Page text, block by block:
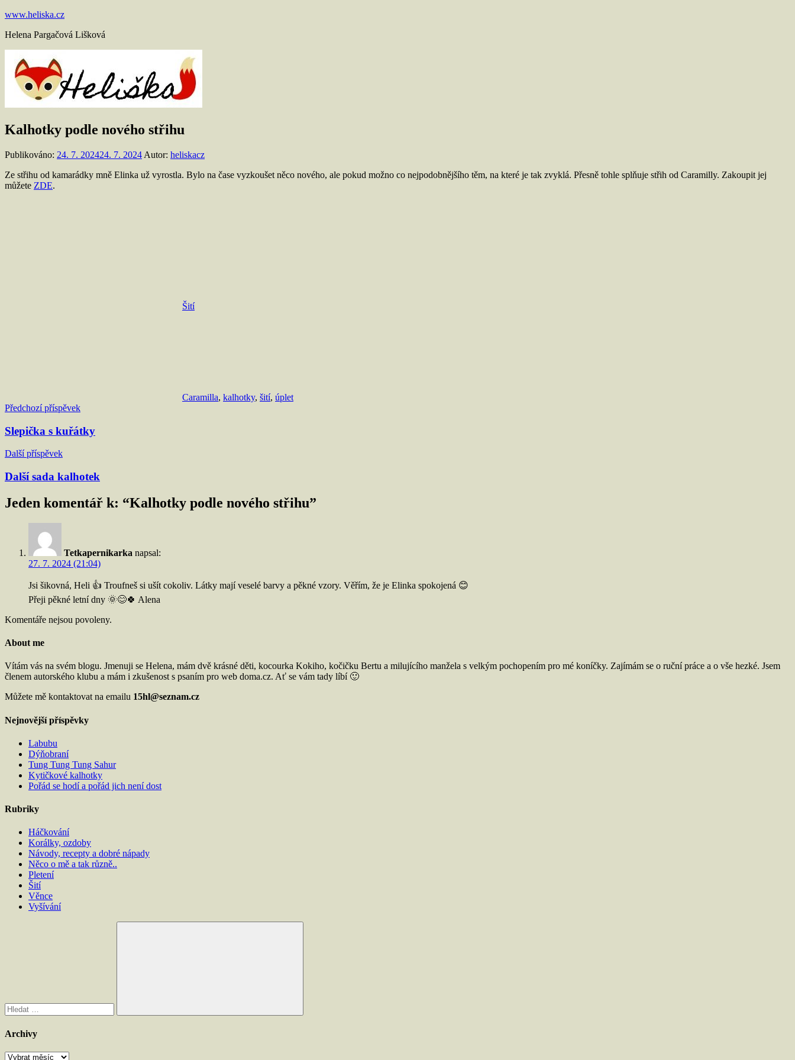
Přejít
obsahu
www.heliska.cz
Helena Pargačová Lišková
Kalhotky podle nového střihu
Publikováno: 24. 7. 202424. 7. 2024 Autor: heliskacz
Ze střihu od kamarádky mně Elinka už vyrostla. Bylo na čase vyzkoušet něco nového, ale pokud možno co nejpodobnějšího těm, na které je tak zvyklá. Přesně tohle splňuje střih od Caramilly. Zakoupit jej
můžete ZDE.
Šití
Caramilla, kalhotky, šití, úplet
Navigace
pro
příspěvek
Předchozí příspěvek
Slepička s kuřátky
Další příspěvek
Další sada kalhotek
Jeden komentář k: “Kalhotky podle nového střihu”
Tetkapernikarka napsal:
27. 7. 2024 (21:04)
Jsi šikovná, Heli 👍 Troufneš si ušít cokoliv. Látky mají veselé barvy a pěkné vzory. Věřím, že je Elinka spokojená 😊
Přeji pěkné letní dny 🌞😊🍀 Alena
Komentáře nejsou povoleny.
About me
Vítám vás na svém blogu. Jmenuji se Helena, mám dvě krásné děti, kocourka Kokiho, kočičku Bertu a milujícího manžela s velkým pochopením pro mé koníčky. Zajímám se o ruční práce a o vše hezké. Jsem
členem autorského klubu a mám i zkušenost s psaním pro web doma.cz. Ať se vám tady líbí 🙂
Můžete mě kontaktovat na emailu 15hl@seznam.cz
Nejnovější příspěvky
Labubu
Dýňobraní
Tung Tung Tung Sahur
Kytičkové kalhotky
Pořád se hodí a pořád jich není dost
Rubriky
Háčkování
Korálky, ozdoby
Návody, recepty a dobré nápady
Něco o mě a tak různě..
Pletení
Šití
Věnce
Vyšívání
Hledat
Archivy
Archivy